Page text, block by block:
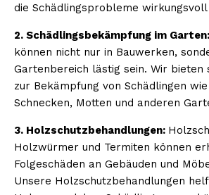
die Schädlingsprobleme wirkungsvoll
2. Schädlingsbekämpfung im Garten:
können nicht nur in Bauwerken,
Gartenbereich lästig sein. Wir bieten
zur Bekämpfung von Schädlingen
Schnecken, Motten und anderen
3. Holzschutzbehandlungen:
Holzwürmer und Termiten können
Folgeschäden an Gebäuden und
Unsere Holzschutzbehandlungen